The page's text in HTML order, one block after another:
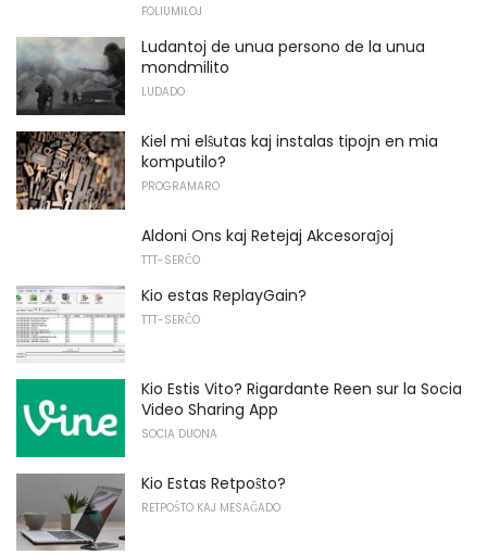
FOLIUMILOJ
Ludantoj de unua persono de la unua
mondmilito
LUDADO
Kiel mi elŝutas kaj instalas tipojn en mia
komputilo?
PROGRAMARO
Aldoni Ons kaj Retejaj Akcesoraĵoj
TTT-SERĈO
Kio estas ReplayGain?
TTT-SERĈO
Kio Estis Vito? Rigardante Reen sur la Socia
Video Sharing App
SOCIA DUONA
Kio Estas Retpoŝto?
RETPOŜTO KAJ MESAĜADO